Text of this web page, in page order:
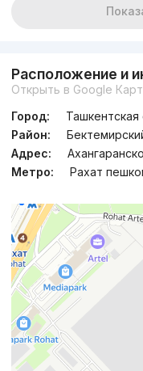
Расположение и
Открыть в Google
Город:
Ташкентская
Район:
Адрес:
Метро:
Рахат